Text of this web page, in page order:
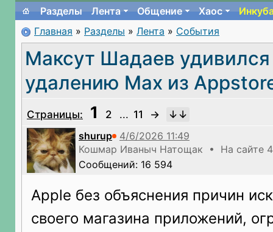
Разделы
Лента Общение Хаос
Главная » Разделы » Лента » События
Максут Шадаев удивился
удалению Max из
Страницы: 1 2 ... 11
→
shurup
Кошмар Иваныч Натощак • На сайте 4
Сообщений: 16 594
Apple без объяснения причин
своего магазина приложений,